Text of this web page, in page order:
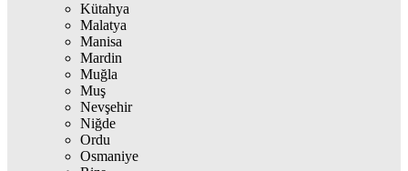
Kütahya
Malatya
Manisa
Mardin
Muğla
Muş
Nevşehir
Niğde
Ordu
Osmaniye